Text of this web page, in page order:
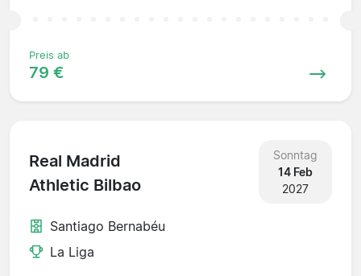
Preis ab
79 €
Real Madrid
Athletic Bilbao
Sonntag
14 Feb
2027
Santiago Bernabéu
La Liga